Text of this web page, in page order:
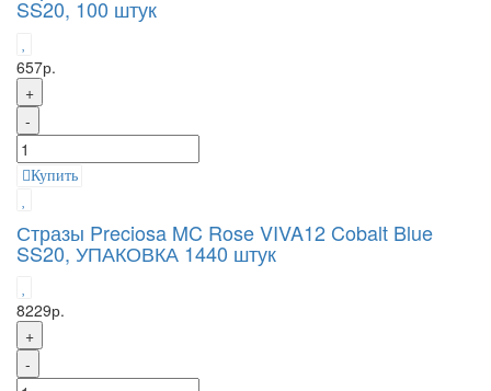
SS20, 100 штук
657р.
+
-
Купить
Стразы Preciosa MC Rose VIVA12 Cobalt Blue
SS20, УПАКОВКА 1440 штук
8229р.
+
-